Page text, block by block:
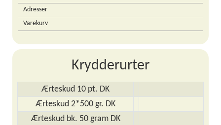
Adresser
Varekurv
Krydderurter
Ærteskud 10 pt. DK
Ærteskud 2*500 gr. DK
Ærteskud bk. 50 gram DK